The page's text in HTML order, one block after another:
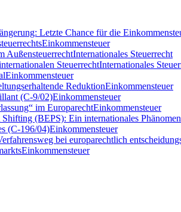
Letzte Chance für die
Einkommensteuer
AußensteuerrechtInternationales Steuerrecht
SteuerrechtInternationales
Einkommensteuer
ReduktionEinkommensteuer
(C-9/02)Einkommensteuer
im EuroparechtEinkommensteuer
(BEPS): Ein internationales Phänomen
(C-196/04)Einkommensteuer
bei europarechtlich
Einkommensteuer